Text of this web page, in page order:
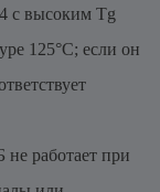
с высоким Tg
125°C; если он
работает при